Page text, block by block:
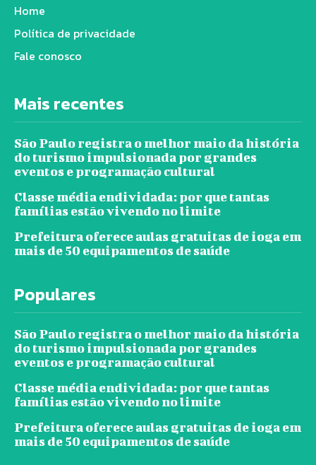
Home
Política de privacidade
Fale conosco
Mais recentes
São Paulo registra o melhor maio da história
do turismo impulsionada por grandes
eventos e programação cultural
Classe média endividada: por que tantas
famílias estão vivendo no limite
Prefeitura oferece aulas gratuitas de ioga em
mais de 50 equipamentos de saúde
Populares
São Paulo registra o melhor maio da história
do turismo impulsionada por grandes
eventos e programação cultural
Classe média endividada: por que tantas
famílias estão vivendo no limite
Prefeitura oferece aulas gratuitas de ioga em
mais de 50 equipamentos de saúde